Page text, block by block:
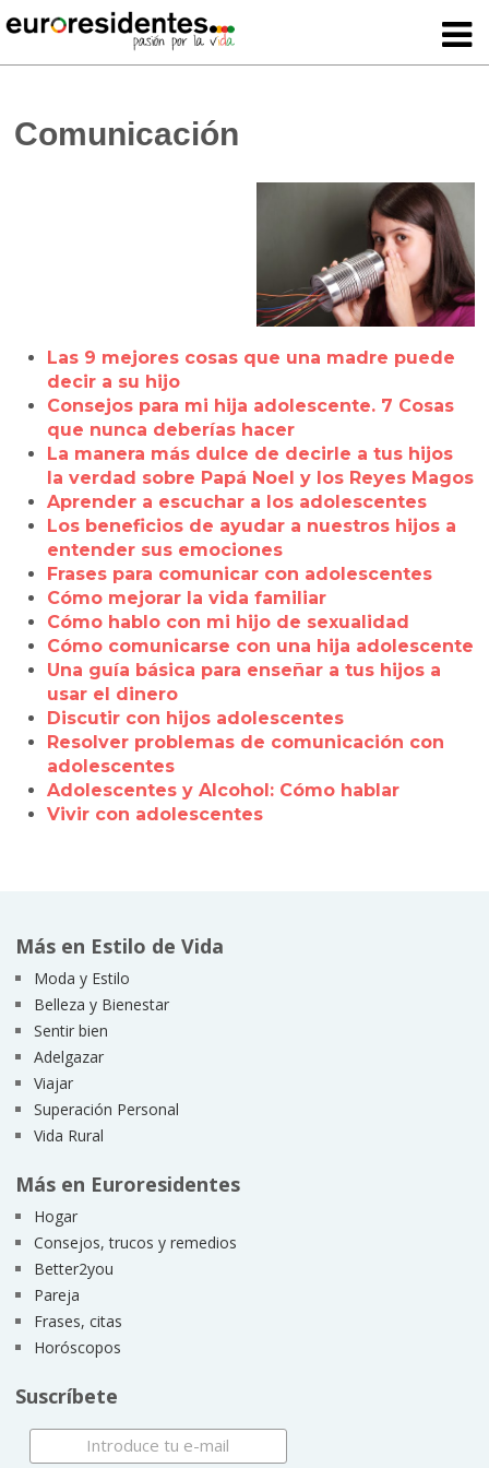
Comunicación
Las 9 mejores cosas que una madre puede
decir a su hijo
Consejos para mi hija adolescente. 7 Cosas
que nunca deberías hacer
La manera más dulce de decirle a tus hijos
la verdad sobre Papá Noel y los Reyes Magos
Aprender a escuchar a los adolescentes
Los beneficios de ayudar a nuestros hijos a
entender sus emociones
Frases para comunicar con adolescentes
Cómo mejorar la vida familiar
Cómo hablo con mi hijo de sexualidad
Cómo comunicarse con una hija adolescente
Una guía básica para enseñar a tus hijos a
usar el dinero
Discutir con hijos adolescentes
Resolver problemas de comunicación con
adolescentes
Adolescentes y Alcohol: Cómo hablar
Vivir con adolescentes
Más en Estilo de Vida
Moda y Estilo
Belleza y Bienestar
Sentir bien
Adelgazar
Viajar
Superación Personal
Vida Rural
Más en Euroresidentes
Hogar
Consejos, trucos y remedios
Better2you
Pareja
Frases, citas
Horóscopos
Suscríbete